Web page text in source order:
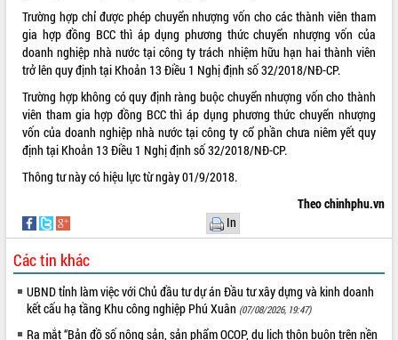
Triết thăm, tặng quà người có công với
cách mạng
Rà soát, hoàn thiện hệ thống thiết chế
văn hóa, thể thao đáp ứng yêu cầu
phát triển mới
Thường trực HĐND tỉnh Đắk Lắk gặp
mặt Đoàn chuyên gia y tế TP. Hồ Chí
Minh
Lễ truy điệu và an táng hài cốt liệt sĩ
Bàn giải pháp tháo gỡ khó khăn trong
xuất khẩu sầu riêng và triển khai quy
định EUDR
Thứ trưởng Bộ Nông nghiệp và Môi
trường Nguyễn Hoàng Hiệp khảo sát
vùng trồng và doanh nghiệp đóng gói
sầu riêng tại Đắk Lắk
LIÊN KẾT WEB
THỐNG KÊ TRUY CẬP
Tất cả: 66073532
Trường hợp chỉ được phép chuyển nhượng vốn cho các thành viên tham
gia hợp đồng BCC thì áp dụng phương thức chuyển nhượng vốn của
doanh nghiệp nhà nước tại công ty trách nhiệm hữu hạn hai thành viên
trở lên quy định tại Khoản 13 Điều 1 Nghị định số 32/2018/NĐ-CP.
Trường hợp không có quy định ràng buộc chuyển nhượng vốn cho thành
viên tham gia hợp đồng BCC thì áp dụng phương thức chuyển nhượng
vốn của doanh nghiệp nhà nước tại công ty cổ phần chưa niêm yết quy
định tại Khoản 13 Điều 1 Nghị định số 32/2018/NĐ-CP.
Thông tư này có hiệu lực từ ngày 01/9/2018.
Theo chinhphu.vn
In
Các tin khác
UBND tỉnh làm việc với Chủ đầu tư dự án Đầu tư xây dựng và kinh doanh
kết cấu hạ tầng Khu công nghiệp Phú Xuân (07/08/2026, 19:47)
Ra mắt “Bản đồ số nông sản, sản phẩm OCOP, du lịch thôn buôn trên nền